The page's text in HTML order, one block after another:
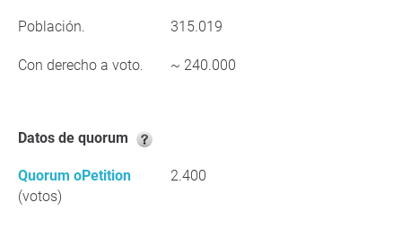
Población. 315.019
Con derecho a voto. ~ 240.000
Datos de quorum
Quorum oPetition
(votos)
2.400